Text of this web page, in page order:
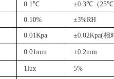
0.1℃ ±0.3℃（25℃
0.10% ±3%RH
0.01Kpa ±0.02Kpa(相
0.01mm ±0.2mm
1lux 5%